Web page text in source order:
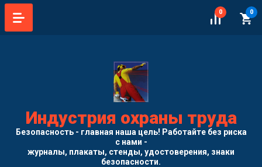
0 0
Индустрия охраны труда
Безопасность - главная наша цель! Работайте без риска
с нами -
журналы, плакаты, стенды, удостоверения, знаки
безопасности.